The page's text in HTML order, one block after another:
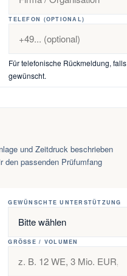
TELEFON (OPTIONAL)
Für telefonische Rückmeldung, falls
gewünscht.
und Zeitdruck beschrieben
den passenden Prüfumfang
GEWÜNSCHTE UNTERSTÜTZUNG
GRÖSSE / VOLUMEN